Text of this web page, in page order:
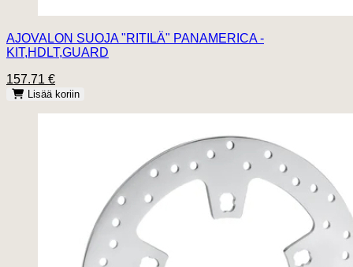
AJOVALON SUOJA "RITILÄ" PANAMERICA -
KIT,HDLT,GUARD
157.71 €
Lisää koriin